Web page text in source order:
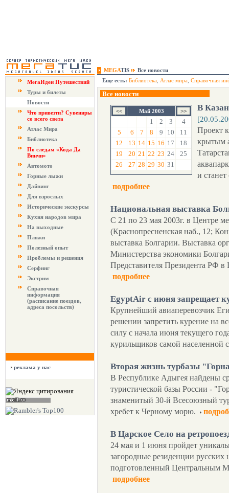
MEGATIS
Все новости
МегаИдеи Путешествий
Туры и билеты
Новости
Что привезти? Сувениры
со всего света
Атлас Мира
Библиотека
По следам «Кода Да
Винчи»
Автомото
Горные лыжи
Дайвинг
Для взрослых
Исторические экскурсы
Кухня народов мира
На выходные
Пляжи
Полезный опыт
Проблемы и решения
Серфинг
Экстрим
Справочная
информация
(расписание поездов,
адреса посольств)
реклама у нас
Еще есть: Библиотека Атлас мира Справочная
Все новости
Май 2003
1 2 3
4
5
6 7 8 9 10
11
12
13 14 15 16 17
18
19
20 21 22 23 24
25
26
27 28 29 30 31
В
Проект
крытым
и
подробнее
Национальная выставка
С 21 по 23 мая 2003г. в Центре
(Краснопресненская наб., 12;
выставка Болгарии. Выставка
Министерства экономики
Представителя Президента РФ
подробнее
EgyptAir c июня запрещает
Крупнейший авиаперевозчик
решении запретить курение на
силу с начала июня текущего
курильщиков самой населенной
Вторая жизнь турбазы
В Республике Адыгея найдены
туристической базы России -
знаменитый 30-й Всесоюзный
хребет к Черному морю.
В Царское Село на
24 мая и 1 июня пройдет
загородные резиденции
подготовленный Центральным
подробнее